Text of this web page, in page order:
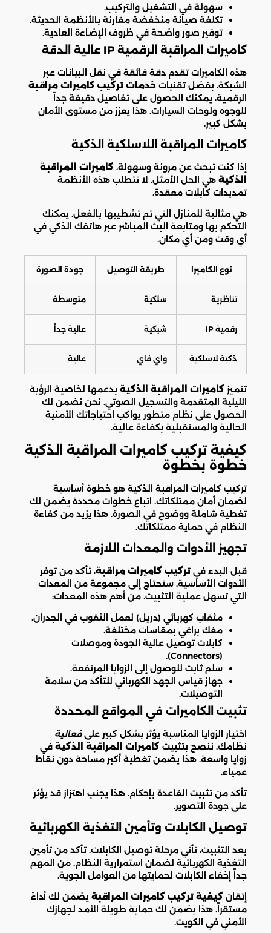
سهولة في التشغيل والتركيب.
تكلفة صيانة منخفضة مقارنة بالأنظمة الحديثة.
توفير صور واضحة في ظروف الإضاءة العادية.
كاميرات المراقبة الرقمية IP عالية الدقة
هذه الكاميرات تقدم دقة فائقة في نقل البيانات عبر
الشبكة. بفضل تقنيات خدمات تركيب كاميرات مراقبة
الرقمية، يمكنك الحصول على تفاصيل دقيقة جداً
للوجوه ولوحات السيارات. هذا يعزز من مستوى الأمان
بشكل كبير.
كاميرات المراقبة اللاسلكية الذكية
إذا كنت تبحث عن مرونة وسهولة، كاميرات المراقبة
الذكية هي الحل الأمثل. لا تتطلب هذه الأنظمة
تمديدات كابلات معقدة.
هي مثالية للمنازل التي تم تشطيبها بالفعل. يمكنك
التحكم بها ومتابعة البث المباشر عبر هاتفك الذكي في
أي وقت ومن أي مكان.
نوع الكاميرا طريقة التوصيل جودة الصورة
تناظرية سلكية متوسطة
رقمية IP شبكية عالية جداً
ذكية لاسلكية واي فاي عالية
تتميز كاميرات المراقبة الذكية بدعمها لخاصية الرؤية
الليلية المتقدمة والتسجيل الصوتي. نحن نضمن لك
الحصول على نظام متطور يواكب احتياجاتك الأمنية
الحالية والمستقبلية بكفاءة عالية.
كيفية تركيب كاميرات المراقبة الذكية
خطوة بخطوة
تركيب كاميرات المراقبة الذكية هو خطوة أساسية
لضمان أمان ممتلكاتك. اتباع خطوات محددة يضمن لك
تغطية شاملة ووضوح في الصورة. هذا يزيد من كفاءة
النظام في حماية ممتلكاتك.
تجهيز الأدوات والمعدات اللازمة
قبل البدء في تركيب كاميرات مراقبة، تأكد من توفر
الأدوات الأساسية. ستحتاج إلى مجموعة من المعدات
التي تسهل عملية التثبيت. من أهم هذه المعدات:
مثقاب كهربائي (دريل) لعمل الثقوب في الجدران.
مفك براغي بمقاسات مختلفة.
كابلات توصيل عالية الجودة وموصلات
(Connectors).
سلم ثابت للوصول إلى الزوايا المرتفعة.
جهاز قياس الجهد الكهربائي للتأكد من سلامة
التوصيلات.
تثبيت الكاميرات في المواقع المحددة
اختيار الزوايا المناسبة يؤثر بشكل كبير علىفعالية
نظامك. ننصح بتثبيت كاميرات المراقبة الذكية في
زوايا واسعة. هذا يضمن تغطية أكبر مساحة دون نقاط
عمياء.
تأكد من تثبيت القاعدة بإحكام. هذا يجنب اهتزاز قد يؤثر
على جودة التصوير.
توصيل الكابلات وتأمين التغذية الكهربائية
بعد التثبيت، تأتي مرحلة توصيل الكابلات. تأكد من تأمين
التغذية الكهربائية لضمان استمرارية النظام. من المهم
جداً إخفاء الكابلات لحمايتها من العوامل الجوية.
إتقان كيفية تركيب كاميرات المراقبة يضمن لك أداءً
مستقراً. هذا يضمن لك حماية طويلة الأمد لجهازك
الأمني في الكويت.